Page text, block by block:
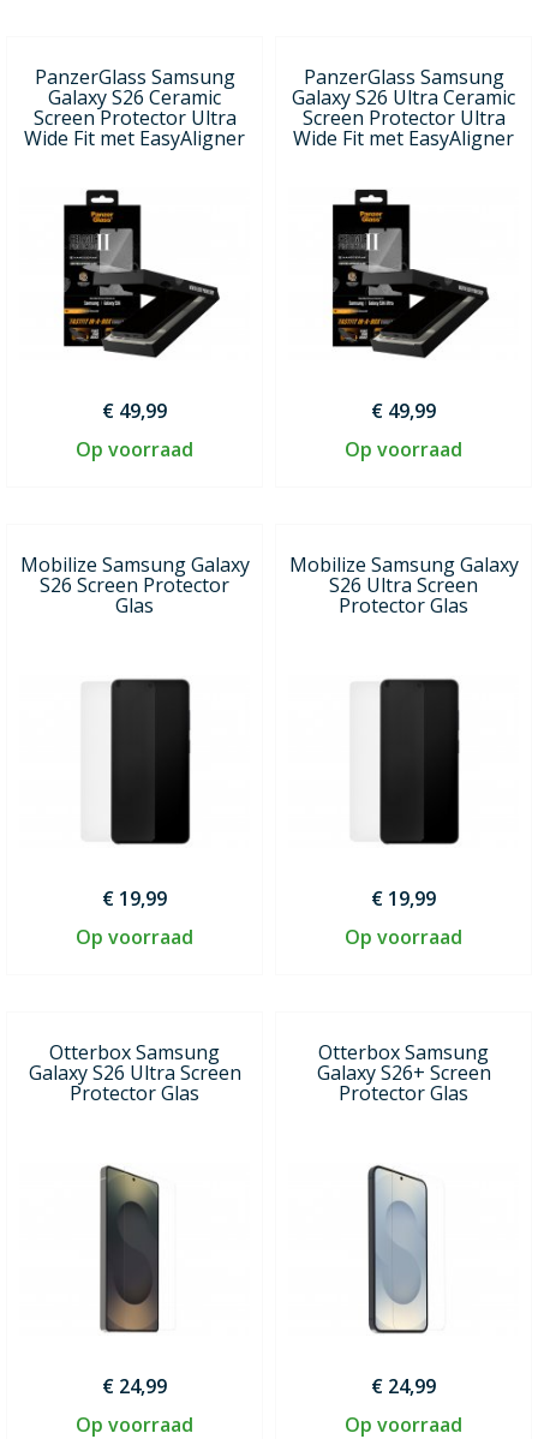
PanzerGlass Samsung
Galaxy S26 Ceramic
Screen Protector Ultra
Wide Fit met EasyAligner
€ 49,99
Op voorraad
PanzerGlass Samsung
Galaxy S26 Ultra Ceramic
Screen Protector Ultra
Wide Fit met EasyAligner
€ 49,99
Op voorraad
Mobilize Samsung Galaxy
S26 Screen Protector
Glas
€ 19,99
Op voorraad
Mobilize Samsung Galaxy
S26 Ultra Screen
Protector Glas
€ 19,99
Op voorraad
Otterbox Samsung
Galaxy S26 Ultra Screen
Protector Glas
€ 24,99
Op voorraad
Otterbox Samsung
Galaxy S26+ Screen
Protector Glas
€ 24,99
Op voorraad